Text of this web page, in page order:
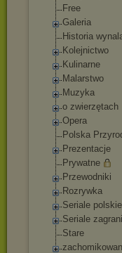
Free
Galeria
Historia
Kolejnictwo
Kulinarne
Malarstwo
Muzyka
o zwierzętach
Opera
Polska
Prezentacje
Prywatne
Przewodniki
Rozrywka
Seriale polskie
Seriale
Stare